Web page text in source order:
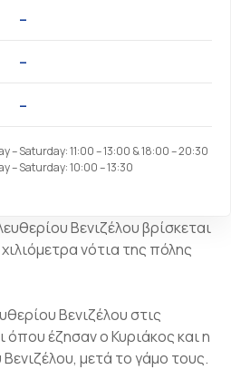
–
–
–
– Saturday: 11:00 – 13:00 & 18:00 – 20:30
– Saturday: 10:00 – 13:30
Βενιζέλου βρίσκεται
νότια της πόλης
Βενιζέλου στις
όπου έζησαν ο Κυριάκος και η
Βενιζέλου, μετά το γάμο τους.